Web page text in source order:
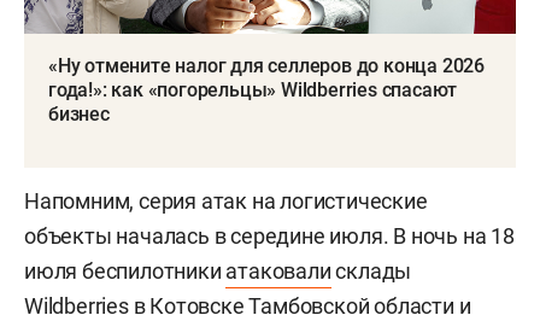
«Ну отмените налог для селлеров до конца 2026
года!»: как «погорельцы» Wildberries спасают
бизнес
Напомним, серия атак на логистические
объекты началась в середине июля. В ночь на 18
июля беспилотники атаковалисклады
Wildberries в Котовске Тамбовской области и